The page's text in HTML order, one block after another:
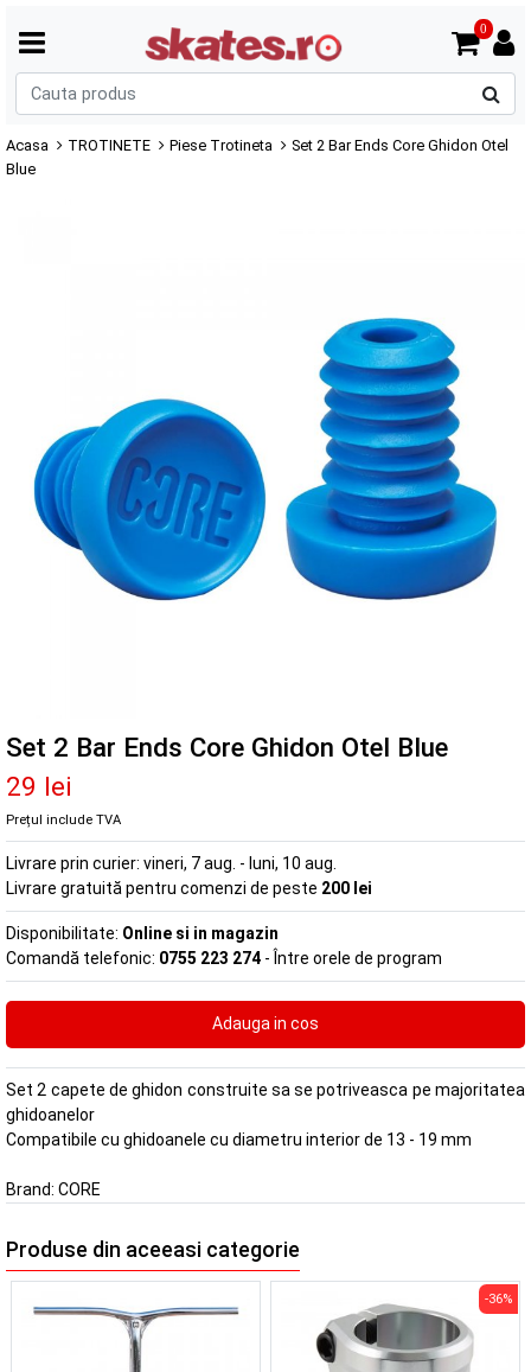
0
Acasa TROTINETE Piese Trotineta
Set 2 Bar Ends Core Ghidon Otel
Blue
Set 2 Bar Ends Core Ghidon Otel Blue
29 lei
Prețul include TVA
Livrare prin curier: vineri, 7 aug. - luni, 10 aug.
Livrare gratuită pentru comenzi de peste 200 lei
Disponibilitate: Online si in magazin
Comandă telefonic: 0755 223 274 - Între orele de program
Set 2 capete de ghidon construite sa se potriveasca pe majoritatea
ghidoanelor
Compatibile cu ghidoanele cu diametru interior de 13 - 19 mm
Brand: CORE
Produse din aceeasi categorie
-36%